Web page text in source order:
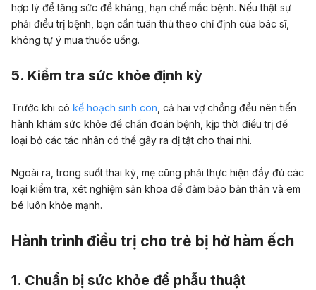
hợp lý để tăng sức đề kháng, hạn chế mắc bệnh. Nếu thật sự
phải điều trị bệnh, bạn cần tuân thủ theo chỉ định của bác sĩ,
không tự ý mua thuốc uống.
5. Kiểm tra sức khỏe định kỳ
Trước khi có kế hoạch sinh con , cả hai vợ chồng đều nên tiến
hành khám sức khỏe để chẩn đoán bệnh, kịp thời điều trị để
loại bỏ các tác nhân có thể gây ra dị tật cho thai nhi.
Ngoài ra, trong suốt thai kỳ, mẹ cũng phải thực hiện đầy đủ các
loại kiểm tra, xét nghiệm sản khoa để đảm bảo bản thân và em
bé luôn khỏe mạnh.
Hành trình điều trị cho trẻ bị hở hàm ếch
1. Chuẩn bị sức khỏe để phẫu thuật